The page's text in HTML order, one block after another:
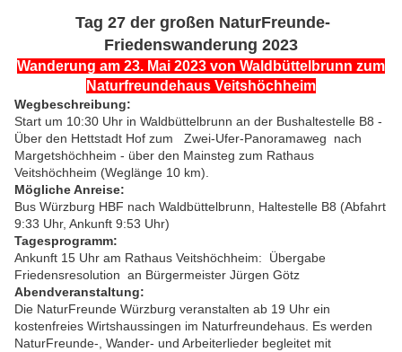
Tag 27 der großen NaturFreunde-
Friedenswanderung 2023
Wanderung am 23. Mai 2023 von Waldbüttelbrunn zum
Naturfreundehaus Veitshöchheim
Wegbeschreibung:
Start um 10:30 Uhr in Waldbüttelbrunn an der Bushaltestelle B8 -
Über den Hettstadt Hof zum Zwei-Ufer-Panoramaweg nach
Margetshöchheim - über den Mainsteg zum Rathaus
Veitshöchheim (Weglänge 10 km).
Mögliche Anreise:
Bus Würzburg HBF nach Waldbüttelbrunn, Haltestelle B8 (Abfahrt
9:33 Uhr, Ankunft 9:53 Uhr)
Tagesprogramm:
Ankunft 15 Uhr am Rathaus Veitshöchheim: Übergabe
Friedensresolution an Bürgermeister Jürgen Götz
Abendveranstaltung:
Die NaturFreunde Würzburg veranstalten ab 19 Uhr ein
kostenfreies Wirtshaussingen im Naturfreundehaus. Es werden
NaturFreunde-, Wander- und Arbeiterlieder begleitet mit